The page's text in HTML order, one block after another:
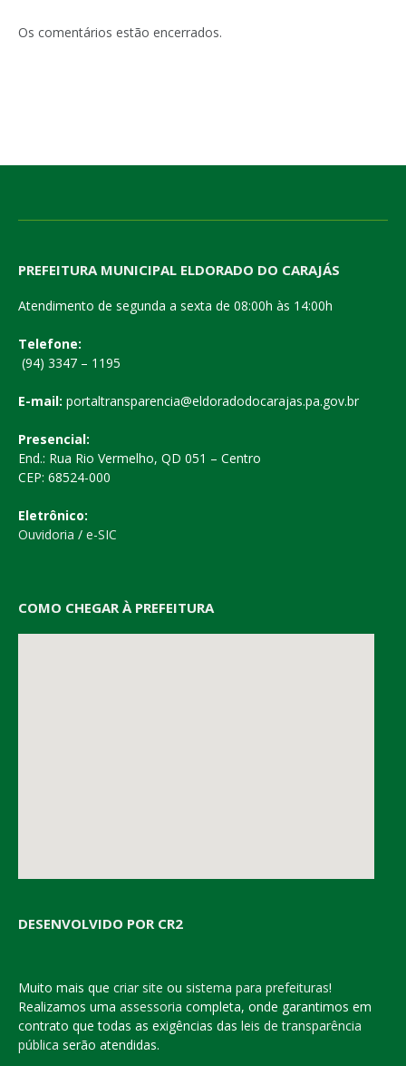
Os comentários estão encerrados.
PREFEITURA MUNICIPAL ELDORADO DO CARAJÁS
Atendimento de segunda a sexta de 08:00h às 14:00h
Telefone:
(94) 3347 – 1195
E-mail: portaltransparencia@eldoradodocarajas.pa.gov.br
Presencial:
End.: Rua Rio Vermelho, QD 051 – Centro
CEP: 68524-000
Eletrônico:
Ouvidoria / e-SIC
COMO CHEGAR À PREFEITURA
DESENVOLVIDO POR CR2
Muito mais que criar site ou sistema para prefeituras!
Realizamos uma assessoria completa, onde garantimos em
contrato que todas as exigências das leis de transparência
pública serão atendidas.